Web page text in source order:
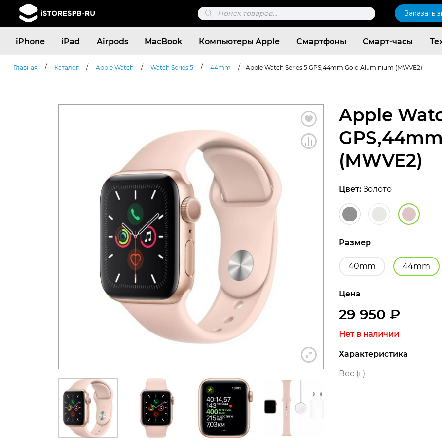
Поиск
товаров
Заказать
iPhone iPad Airpods MacBook Компьютеры Apple Смартфоны Смарт-часы
Поиск
товаров
Главная / Каталог / Apple Watch / Watch Series 5 / 44mm / Apple Watch Series 5 GPS,44mm Gold Aluminium (MWVE2)
Apple
(MWVE2)
Цвет: Золото
Размер
40mm 44mm
Цена
29 950 ₽
Нет в наличии
Характеристика
Вес (г)
Согласен c политикой конфиденциальности
+7 812 318-40-14
(c 10:00 до 21:00, без выходных)